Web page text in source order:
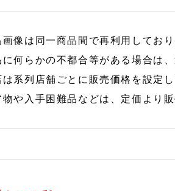
画像は同一商品間で再利用してお
に何らかの不都合等がある場合は
は系列店舗ごとに販売価格を設定
物や入手困難品などは、定価より